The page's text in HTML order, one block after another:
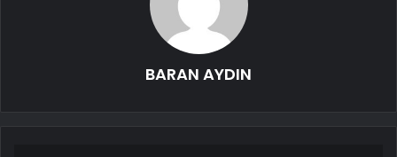
BARAN AYDIN